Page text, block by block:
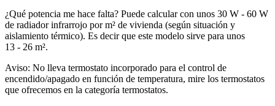
¿Qué potencia me hace falta? Puede calcular con unos 30 W - 60 W
de radiador infrarrojo por m² de vivienda (según situación y
aislamiento térmico). Es decir que este modelo sirve para unos
13 - 26 m².
Aviso: No lleva termostato incorporado para el control de
encendido/apagado en función de temperatura, mire los termostatos
que ofrecemos en la categoría termostatos.